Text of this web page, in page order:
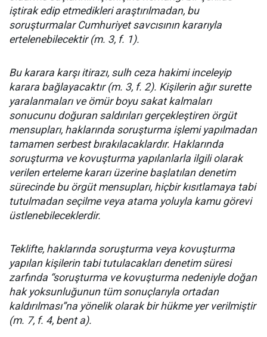
iştirak edip etmedikleri araştırılmadan, bu
soruşturmalar Cumhuriyet savcısının kararıyla
ertelenebilecektir (m. 3, f. 1).
Bu karara karşı itirazı, sulh ceza hakimi inceleyip
karara bağlayacaktır (m. 3, f. 2). Kişilerin ağır surette
yaralanmaları ve ömür boyu sakat kalmaları
sonucunu doğuran saldırıları gerçekleştiren örgüt
mensupları, haklarında soruşturma işlemi yapılmadan
tamamen serbest bırakılacaklardır. Haklarında
soruşturma ve kovuşturma yapılanlarla ilgili olarak
verilen erteleme kararı üzerine başlatılan denetim
sürecinde bu örgüt mensupları, hiçbir kısıtlamaya tabi
tutulmadan seçilme veya atama yoluyla kamu görevi
üstlenebileceklerdir.
Teklifte, haklarında soruşturma veya kovuşturma
yapılan kişilerin tabi tutulacakları denetim süresi
zarfında “soruşturma ve kovuşturma nedeniyle doğan
hak yoksunluğunun tüm sonuçlarıyla ortadan
kaldırılması”na yönelik olarak bir hükme yer verilmiştir
(m. 7, f. 4, bent a).